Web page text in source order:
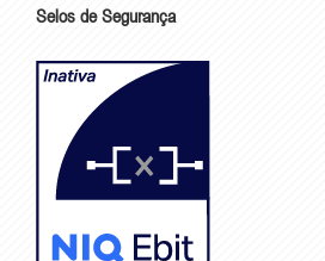
Selos de Segurança